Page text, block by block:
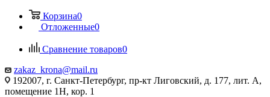
Корзина0
Отложенные0
Сравнение товаров0
zakaz_krona@mail.ru
192007, г. Санкт-Петербург, пр-кт Лиговский, д. 177, лит. А,
помещение 1Н, кор. 1